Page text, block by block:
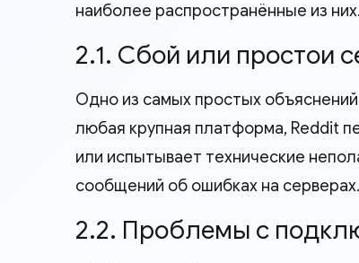
наиболее распространённые из них.
2.1. Сбой или простои
Одно из самых простых
любая крупная платформа, Reddit
или испытывает технические
сообщений об ошибках на серверах.
2.2. Проблемы с